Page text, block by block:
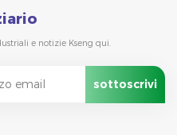
e notizie Kseng qui.